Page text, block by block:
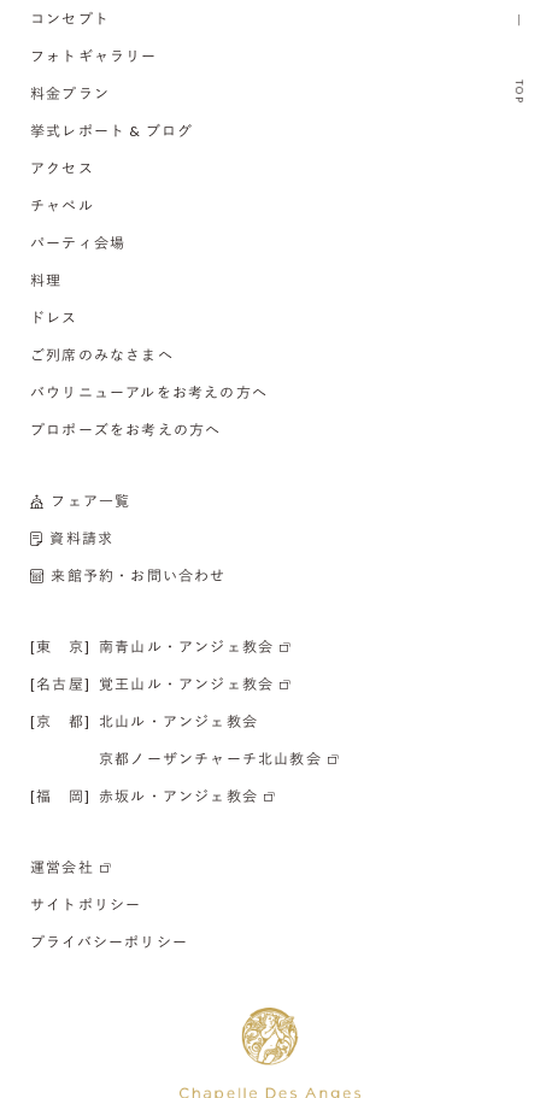
TOP
コンセプト
フォトギャラリー
料金プラン
挙式レポート & ブログ
アクセス
チャペル
パーティ会場
料理
ドレス
ご列席のみなさまへ
バウリニューアルをお考えの方へ
プロポーズをお考えの方へ
フェア一覧
資料請求
来館予約・お問い合わせ
[東 京] 南青山ル・アンジェ教会
[名古屋] 覚王山ル・アンジェ教会
[京 都] 北山ル・アンジェ教会
京都ノーザンチャーチ北山教会
[福 岡] 赤坂ル・アンジェ教会
運営会社
サイトポリシー
プライバシーポリシー